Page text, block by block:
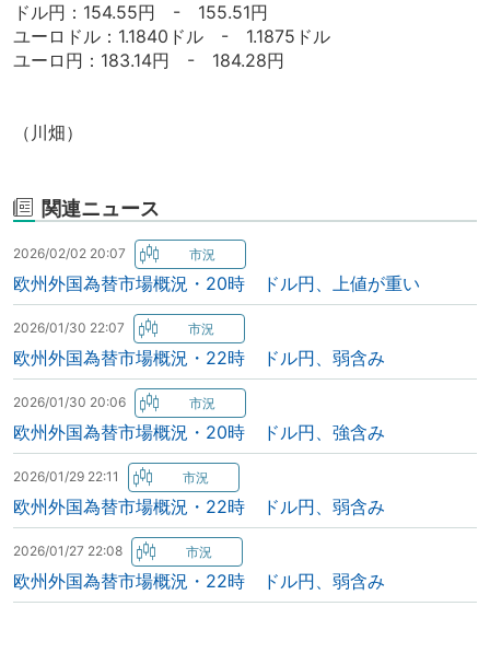
ドル円：154.55円 - 155.51円
ユーロドル：1.1840ドル - 1.1875ドル
ユーロ円：183.14円 - 184.28円
（川畑）
関連ニュース
2026/02/02 20:07
欧州外国為替市場概況・20時 ドル円、上値が重い
2026/01/30 22:07
欧州外国為替市場概況・22時 ドル円、弱含み
2026/01/30 20:06
欧州外国為替市場概況・20時 ドル円、強含み
2026/01/29 22:11
欧州外国為替市場概況・22時 ドル円、弱含み
2026/01/27 22:08
欧州外国為替市場概況・22時 ドル円、弱含み